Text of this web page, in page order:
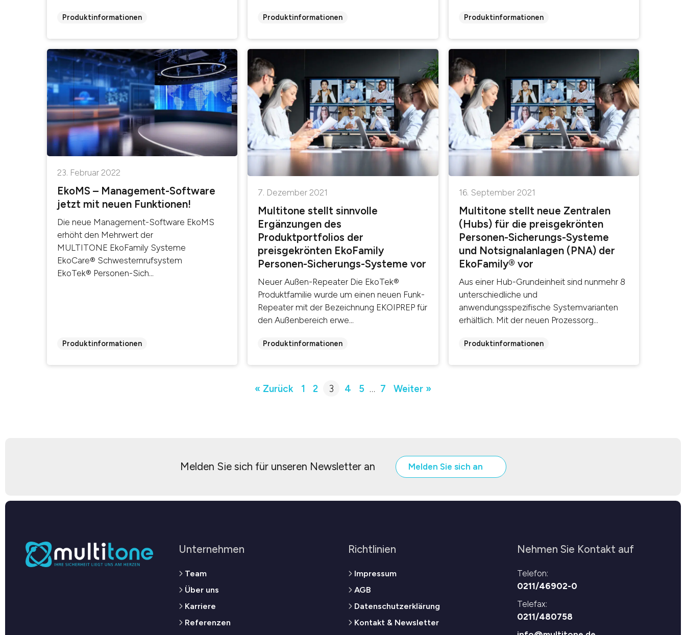
Produktinformationen Produktinformationen Produktinformationen
23. Februar 2022
EkoMS – Management-Software
jetzt mit neuen Funktionen!
Die neue Management-Software EkoMS
erhöht den Mehrwert der
MULTITONE EkoFamily Systeme
EkoCare® Schwesternrufsystem
EkoTek® Personen-Sich...
Produktinformationen
7. Dezember 2021
Multitone stellt sinnvolle
Ergänzungen des
Produktportfolios der
preisgekrönten EkoFamily
Personen-Sicherungs-Systeme vor
Neuer Außen-Repeater Die EkoTek®
Produktfamilie wurde um einen neuen Funk-
Repeater mit der Bezeichnung EKOIPREP für
den Außenbereich erwe...
Produktinformationen
16. September 2021
Multitone stellt neue Zentralen
(Hubs) für die preisgekrönten
Personen-Sicherungs-Systeme
und Notsignalanlagen (PNA) der
EkoFamily® vor
Aus einer Hub-Grundeinheit sind nunmehr 8
unterschiedliche und
anwendungsspezifische Systemvarianten
erhältlich. Mit der neuen Prozessorg...
Produktinformationen
« Zurück 1 2 3 4 5 … 7 Weiter »
Melden Sie sich für unseren Newsletter an Melden Sie sich an
Unternehmen
Team
Über uns
Karriere
Referenzen
Richtlinien
Impressum
AGB
Datenschutzerklärung
Kontakt & Newsletter
Nehmen Sie Kontakt auf
Telefon:
0211/46902-0
Telefax:
0211/480758